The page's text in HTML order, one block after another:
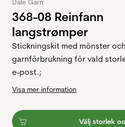
Dale Garn
368-08 Reinfann
langstrømper
Stickningskit med mönster
garnförbrukning för vald
e-post.;
Visa mer information
Välj storlek